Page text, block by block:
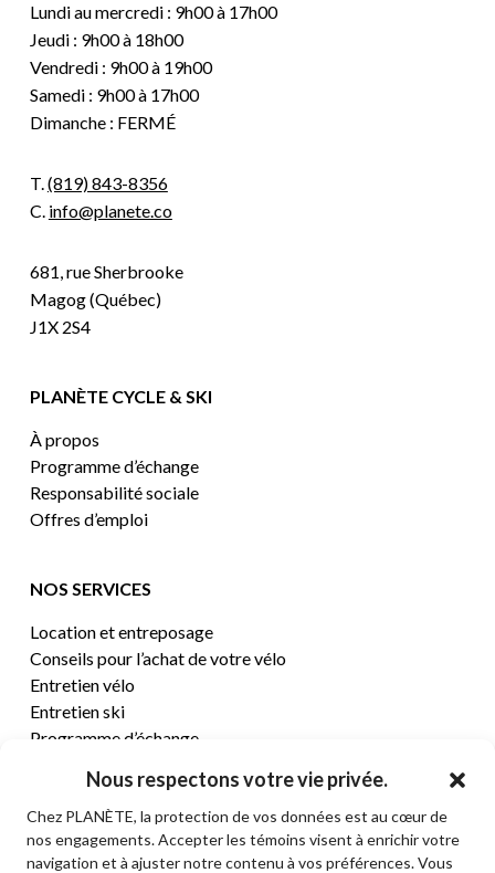
Nous respectons votre vie privée.
Chez PLANÈTE, la protection de vos données est au cœur de
nos engagements. Accepter les témoins visent à enrichir votre
navigation et à ajuster notre contenu à vos préférences. Vous
Lundi au mercredi : 9h00 à 17h00
Jeudi : 9h00 à 18h00
Vendredi : 9h00 à 19h00
Samedi : 9h00 à 17h00
Dimanche : FERMÉ
T.(819) 843-8356
C. info@planete.co
681, rue Sherbrooke
Magog (Québec)
J1X 2S4
PLANÈTE CYCLE & SKI
À propos
Programme d’échange
Responsabilité sociale
Offres d’emploi
NOS SERVICES
Location et entreposage
Conseils pour l’achat de votre vélo
Entretien vélo
Entretien ski
Programme d’échange
CENTRE D’AIDE
Termes et conditions de vente